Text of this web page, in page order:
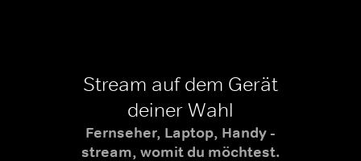
Stream auf dem Gerät
deiner Wahl
Fernseher, Laptop, Handy -
stream, womit du möchtest.